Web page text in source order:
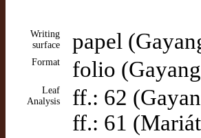
Writing
surface
papel
Format folio
Leaf
Analysis
ff.: 62
ff.: 61